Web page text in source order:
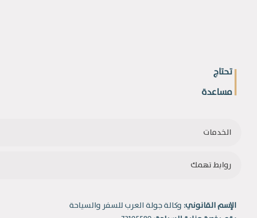
تحتاج
مساعدة
الخدمات
روابط تهمك
الإسم القانوني: وكالة جولة العرب للسفر والسياحة